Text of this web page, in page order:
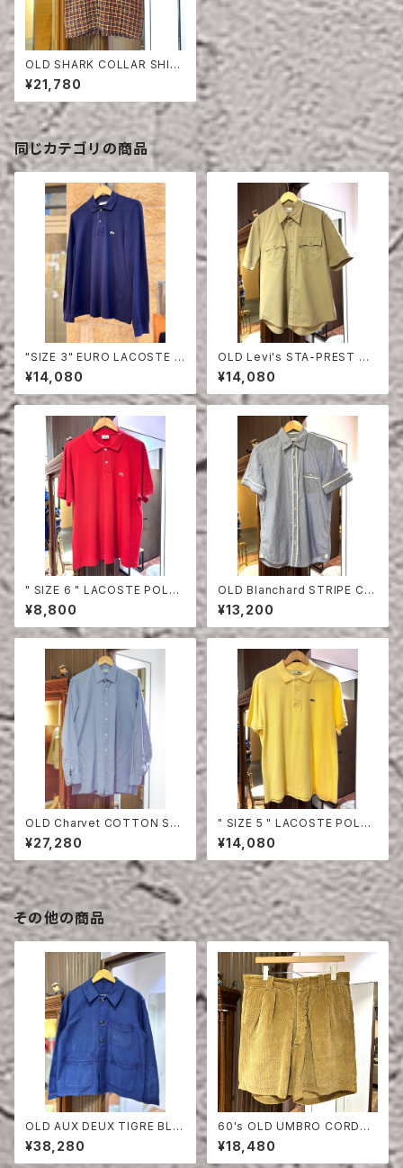
OLD SHARK COLLAR SHIR
T
¥21,780
同じカテゴリの商品
"SIZE 3" EURO LACOSTE P
OLO SHIRT LONG SLEEVE
¥14,080
OLD Levi's STA-PREST HA
LF SLEEVE SHIRT
¥14,080
" SIZE 6 " LACOSTE POLO
SHIRT RED
¥8,800
OLD Blanchard STRIPE CO
TTON HALF SLEEVE SHIRT
¥13,200
OLD Charvet COTTON SHI
RT
¥27,280
" SIZE 5 " LACOSTE POLO
SHIRT YELLOW
¥14,080
その他の商品
OLD AUX DEUX TIGRE BLU
E MOLESKIN JACKET
¥38,280
60's OLD UMBRO CORDUR
OY SHORTS
¥18,480